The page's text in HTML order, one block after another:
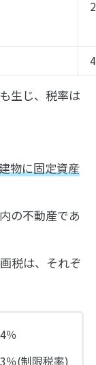
生じ、税率は
物に固定資産
の不動産であ
税は、それぞ
(制限税率)